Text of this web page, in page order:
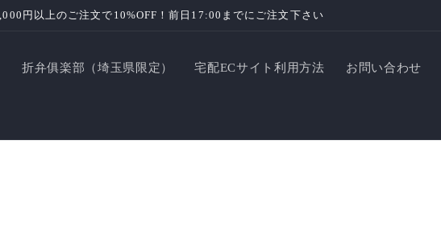
円以上のご注文で10%OFF！前日17:00までにご注文下さい
折弁俱楽部（埼玉県限定） 宅配ECサイト利用方法 お問い合わせ